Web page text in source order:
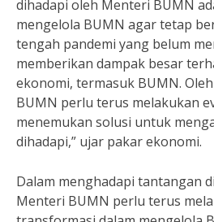
dihadapi oleh Menteri BUMN
mengelola BUMN agar tetap
tengah pandemi yang belum
memberikan dampak besar
ekonomi, termasuk BUMN.
BUMN perlu terus melakukan
menemukan solusi untuk
dihadapi,” ujar pakar ekonomi.
Dalam menghadapi tantangan
Menteri BUMN perlu terus